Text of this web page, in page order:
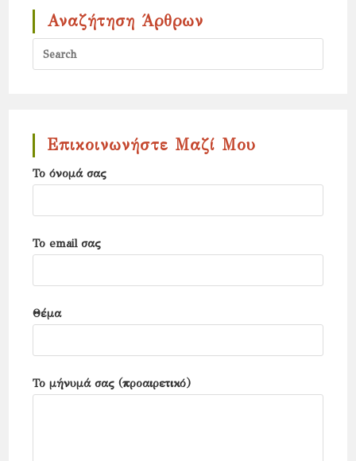
Αναζήτηση Άρθρων
Επικοινωνήστε Μαζί Μου
Το όνομά σας
Το email σας
Θέμα
Το μήνυμά σας (προαιρετικό)